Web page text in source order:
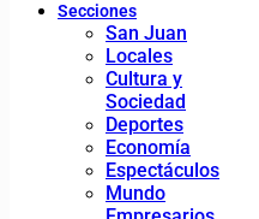
Secciones
San Juan
Locales
Cultura y
Sociedad
Deportes
Economía
Espectáculos
Mundo